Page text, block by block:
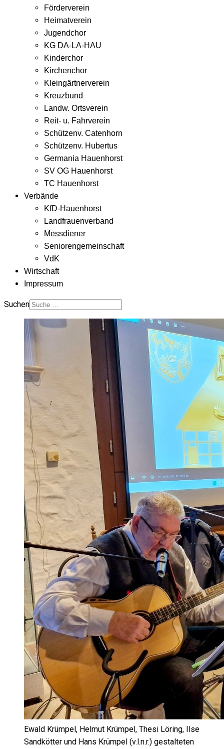
Förderverein
Heimatverein
Jugendchor
KG DA-LA-HAU
Kinderchor
Kirchenchor
Kleingärtnerverein
Kreuzbund
Landw. Ortsverein
Reit- u. Fahrverein
Schützenv. Catenhorn
Schützenv. Hubertus
Germania Hauenhorst
SV OG Hauenhorst
TC Hauenhorst
Verbände
KfD-Hauenhorst
Landfrauenverband
Messdiener
Seniorengemeinschaft
VdK
Wirtschaft
Impressum
Suchen
Ewald Krümpel, Helmut Krümpel, Thesi Löring, Ilse
Sandkötter und Hans Krümpel (v.l.n.r.) gestalteten